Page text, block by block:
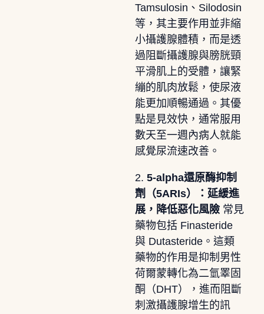
Tamsulosin、Silodosin
等，其主要作用並非縮
小攝護腺體積，而是透
過阻斷攝護腺與膀胱頸
平滑肌上的受體，讓緊
繃的肌肉放鬆，使尿液
能更加順暢通過。其優
點是見效快，通常服用
數天至一週內病人就能
感覺尿流速改善。
2. 5-alpha還原酶抑制
劑（5ARIs）：延緩進
展，降低惡化風險常見
藥物包括 Finasteride
與 Dutasteride。這類
藥物的作用是抑制男性
荷爾蒙轉化為二氫睪固
酮（DHT），進而阻斷
刺激攝護腺增生的訊